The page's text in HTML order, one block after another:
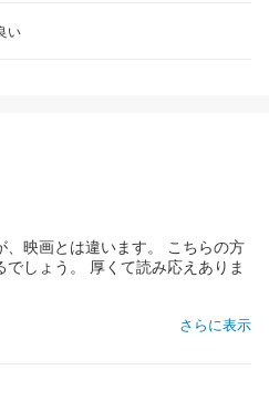
い
映画とは違います。 こちらの方
しょう。 厚くて読み応えありま
さらに表示